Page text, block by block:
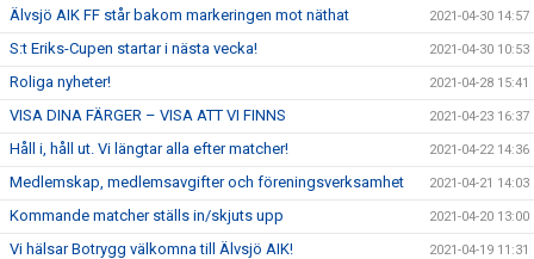
Älvsjö AIK FF står bakom markeringen mot näthat 2021-04-30 14:57
S:t Eriks-Cupen startar i nästa vecka! 2021-04-30 10:53
Roliga nyheter! 2021-04-28 15:41
VISA DINA FÄRGER – VISA ATT VI FINNS 2021-04-23 16:37
Håll i, håll ut. Vi längtar alla efter matcher! 2021-04-22 14:36
Medlemskap, medlemsavgifter och föreningsverksamhet 2021-04-21 14:03
Kommande matcher ställs in/skjuts upp 2021-04-20 13:00
Vi hälsar Botrygg välkomna till Älvsjö AIK! 2021-04-19 11:31